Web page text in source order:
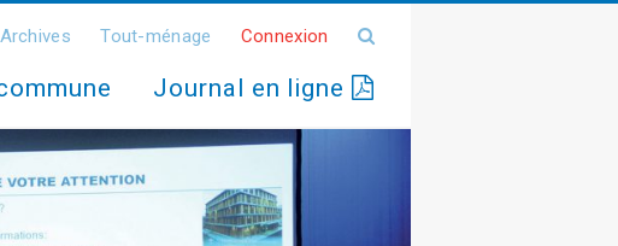
Archives Tout-ménage Connexion
Journal en ligne